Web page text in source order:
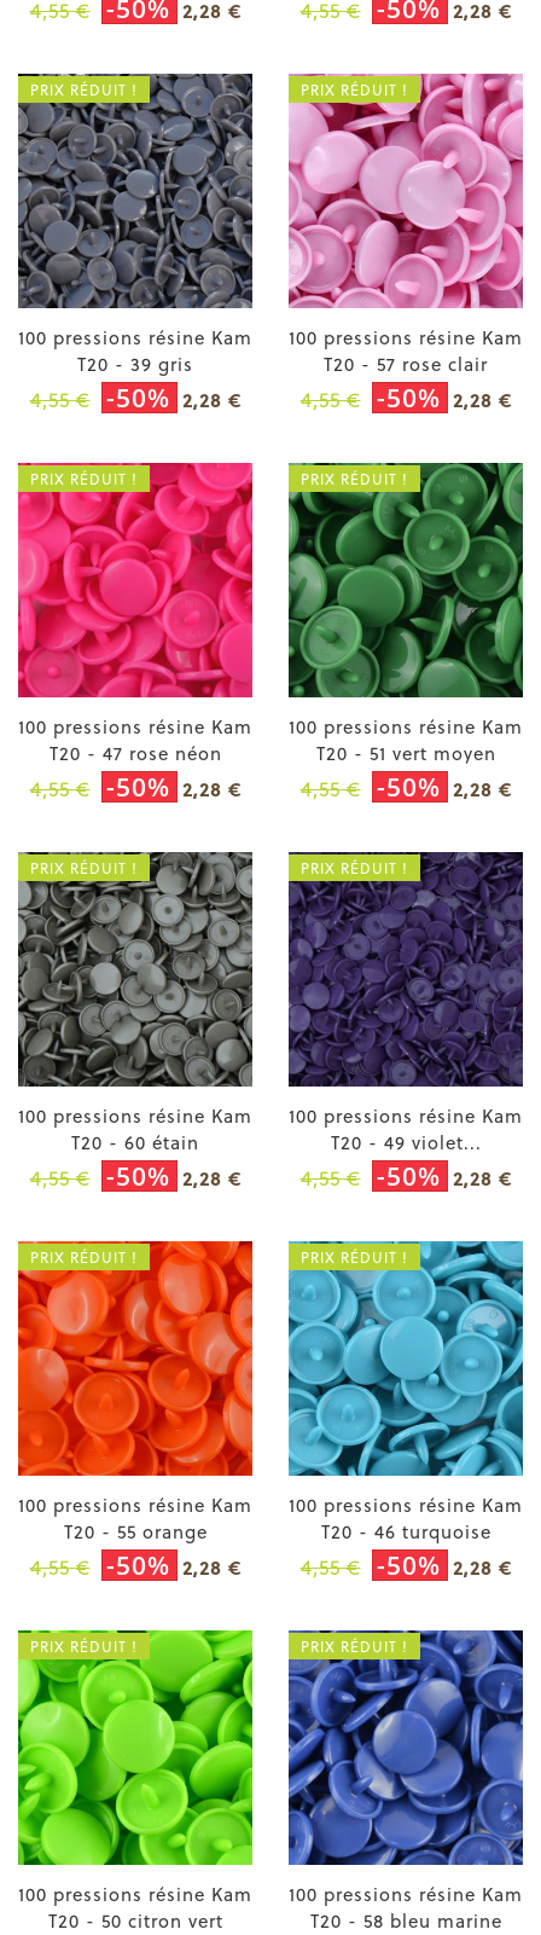
4,55 € -50% 2,28 € 4,55 € -50% 2,28 €
100 pressions résine Kam
T20 - 39 gris
4,55 € -50% 2,28 €
PRIX RÉDUIT !
100 pressions résine Kam
T20 - 57 rose clair
4,55 € -50% 2,28 €
PRIX RÉDUIT !
100 pressions résine Kam
T20 - 47 rose néon
4,55 € -50% 2,28 €
PRIX RÉDUIT !
100 pressions résine Kam
T20 - 51 vert moyen
4,55 € -50% 2,28 €
PRIX RÉDUIT !
100 pressions résine Kam
T20 - 60 étain
4,55 € -50% 2,28 €
PRIX RÉDUIT !
100 pressions résine Kam
T20 - 49 violet...
4,55 € -50% 2,28 €
PRIX RÉDUIT !
100 pressions résine Kam
T20 - 55 orange
4,55 € -50% 2,28 €
PRIX RÉDUIT !
100 pressions résine Kam
T20 - 46 turquoise
4,55 € -50% 2,28 €
PRIX RÉDUIT !
100 pressions résine Kam
T20 - 50 citron vert
PRIX RÉDUIT !
100 pressions résine Kam
T20 - 58 bleu marine
PRIX RÉDUIT !